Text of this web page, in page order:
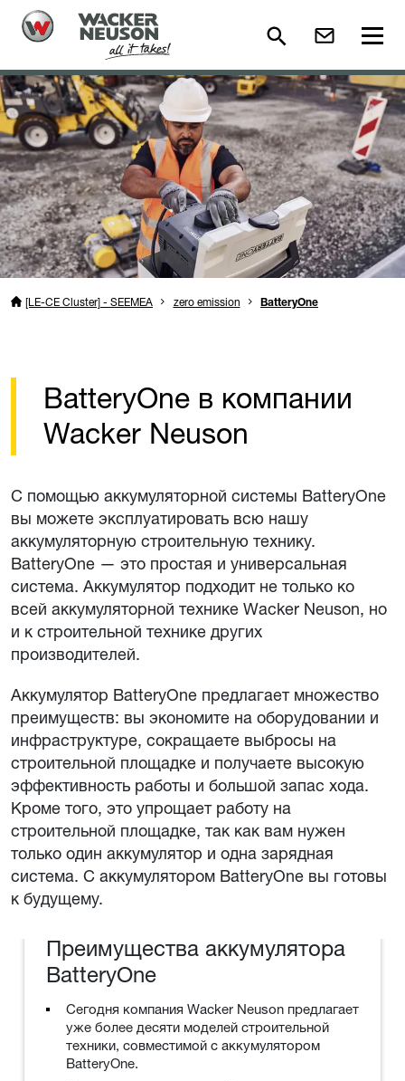
[LE-CE Cluster] - SEEMEA zero emission BatteryOne
BatteryOne в компании
Wacker Neuson
С помощью аккумуляторной системы BatteryOne
вы можете эксплуатировать всю нашу
аккумуляторную строительную технику.
BatteryOne — это простая и универсальная
система. Аккумулятор подходит не только ко
всей аккумуляторной технике Wacker Neuson, но
и к строительной технике других
производителей.
Аккумулятор BatteryOne предлагает множество
преимуществ: вы экономите на оборудовании и
инфраструктуре, сокращаете выбросы на
строительной площадке и получаете высокую
эффективность работы и большой запас хода.
Кроме того, это упрощает работу на
строительной площадке, так как вам нужен
только один аккумулятор и одна зарядная
система. С аккумулятором BatteryOne вы готовы
к будущему.
Преимущества аккумулятора
BatteryOne
Сегодня компания Wacker Neuson предлагает
уже более десяти моделей строительной
техники, совместимой с аккумулятором
BatteryOne.